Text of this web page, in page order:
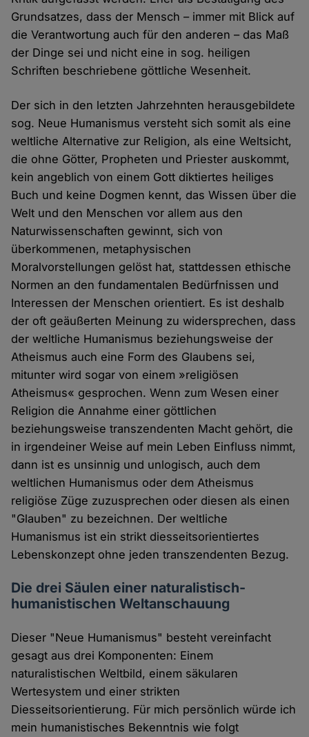
Grundsatzes, dass der Mensch – immer mit Blick auf
die Verantwortung auch für den anderen – das Maß
der Dinge sei und nicht eine in sog. heiligen
Schriften beschriebene göttliche Wesenheit.
Der sich in den letzten Jahrzehnten herausgebildete
sog. Neue Humanismus versteht sich somit als eine
weltliche Alternative zur Religion, als eine Weltsicht,
die ohne Götter, Propheten und Priester auskommt,
kein angeblich von einem Gott diktiertes heiliges
Buch und keine Dogmen kennt, das Wissen über die
Welt und den Menschen vor allem aus den
Naturwissenschaften gewinnt, sich von
überkommenen, metaphysischen
Moralvorstellungen gelöst hat, stattdessen ethische
Normen an den fundamentalen Bedürfnissen und
Interessen der Menschen orientiert. Es ist deshalb
der oft geäußerten Meinung zu widersprechen, dass
der weltliche Humanismus beziehungsweise der
Atheismus auch eine Form des Glaubens sei,
mitunter wird sogar von einem »religiösen
Atheismus« gesprochen. Wenn zum Wesen einer
Religion die Annahme einer göttlichen
beziehungsweise transzendenten Macht gehört, die
in irgendeiner Weise auf mein Leben Einfluss nimmt,
dann ist es unsinnig und unlogisch, auch dem
weltlichen Humanismus oder dem Atheismus
religiöse Züge zuzusprechen oder diesen als einen
"Glauben" zu bezeichnen. Der weltliche
Humanismus ist ein strikt diesseitsorientiertes
Lebenskonzept ohne jeden transzendenten Bezug.
Die drei Säulen einer naturalistisch-
humanistischen Weltanschauung
Dieser "Neue Humanismus" besteht vereinfacht
gesagt aus drei Komponenten: Einem
naturalistischen Weltbild, einem säkularen
Wertesystem und einer strikten
Diesseitsorientierung. Für mich persönlich würde ich
mein humanistisches Bekenntnis wie folgt